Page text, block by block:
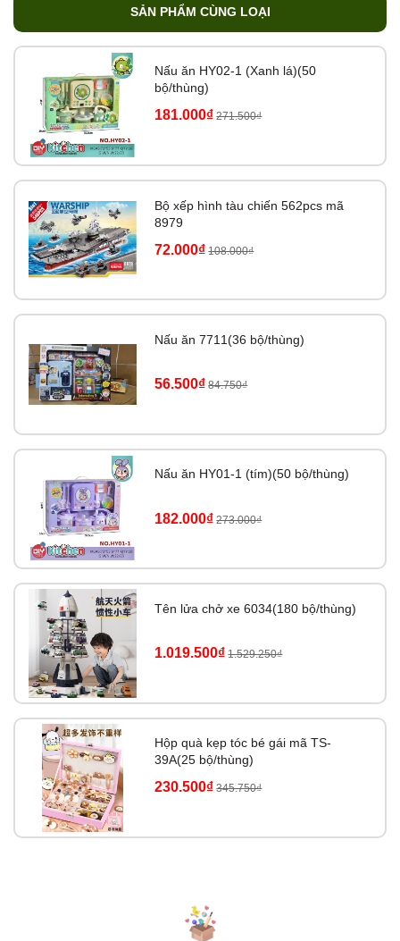
SẢN PHẨM CÙNG LOẠI
Nấu ăn HY02-1 (Xanh lá)(50
bộ/thùng)
181.000₫ 271.500₫
Bộ xếp hình tàu chiến 562pcs mã
8979
72.000₫ 108.000₫
Nấu ăn 7711(36 bộ/thùng)
56.500₫ 84.750₫
Nấu ăn HY01-1 (tím)(50 bộ/thùng)
182.000₫ 273.000₫
Tên lửa chở xe 6034(180 bộ/thùng)
1.019.500₫ 1.529.250₫
Hộp quà kẹp tóc bé gái mã TS-
39A(25 bộ/thùng)
230.500₫ 345.750₫